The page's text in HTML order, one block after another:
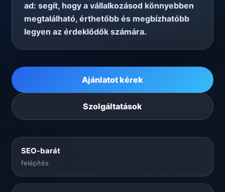
ad: segít, hogy a vállalkozásod könnyebben
megtalálható, érthetőbb és megbízhatóbb
legyen az érdeklődők számára.
Ajánlatot kérek
Szolgáltatások
SEO-barát
felépítés